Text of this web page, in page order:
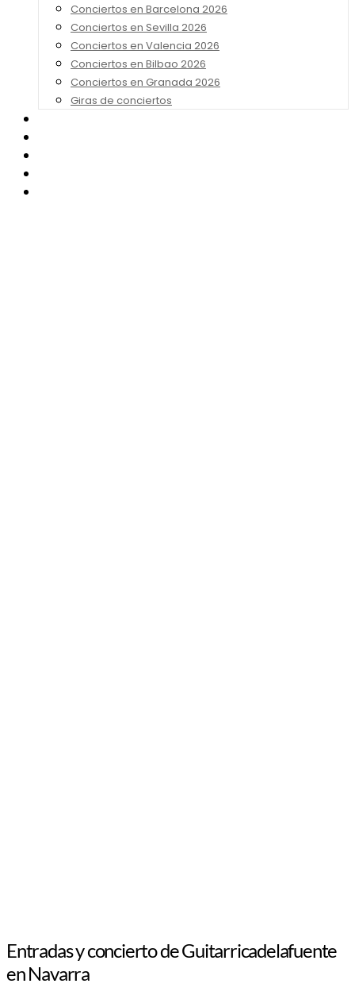
Conciertos en Barcelona 2026
Conciertos en Sevilla 2026
Conciertos en Valencia 2026
Conciertos en Bilbao 2026
Conciertos en Granada 2026
Giras de conciertos
Entradas y concierto de Guitarricadelafuente
en Navarra